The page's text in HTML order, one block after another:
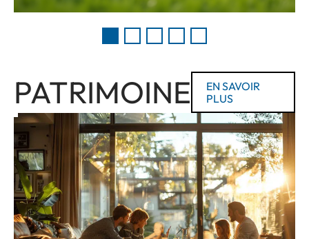
PATRIMOINE
EN SAVOIR
PLUS